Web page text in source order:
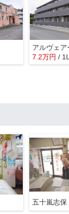
アルヴェ
7.2万円 /
五十嵐志保